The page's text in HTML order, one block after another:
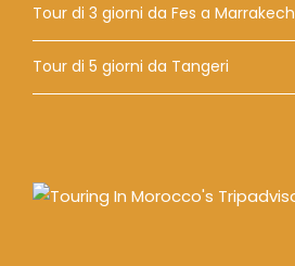
Tour di 3 giorni da Fes a Marrakech
Tour di 5 giorni da Tangeri